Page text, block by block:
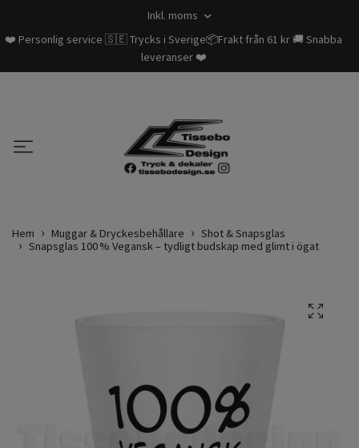
Inkl. moms
❤️ Personlig service 🇸🇪 Trycks i Sverige📦Frakt från 61 kr 🚚 Snabba
leveranser ❤️
Hem Muggar & Dryckesbehållare
Shot & Snapsglas
Snapsglas 100 % Vegansk – tydligt budskap med glimt i ögat